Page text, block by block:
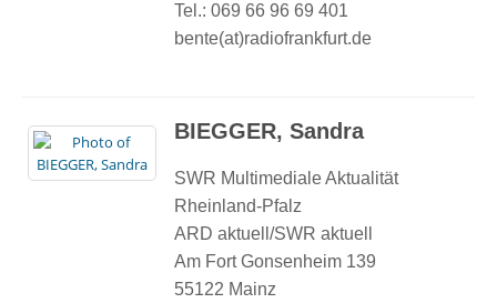
Tel.: 069 66 96 69 401
bente(at)radiofrankfurt.de
BIEGGER, Sandra
SWR Multimediale Aktualität
Rheinland-Pfalz
ARD aktuell/SWR aktuell
Am Fort Gonsenheim 139
55122 Mainz